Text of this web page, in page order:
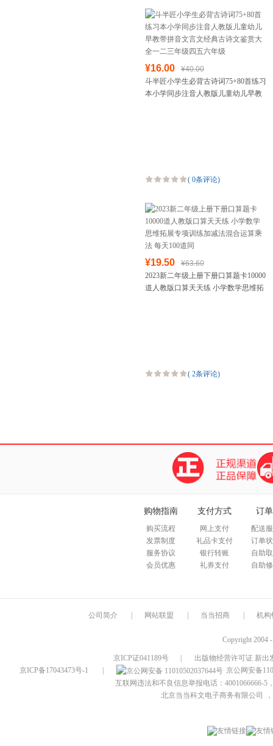
¥16.00
¥40.00
斗半匠小学生必背古诗词75+80首练习
本小学同步注音人教版儿童幼儿早教
( 0条评论)
¥19.50
¥63.60
2023新二年级上册下册口算题卡10000
道人教版口算天天练 小学数学思维拓
( 2条评论)
购物指南
购买流程
发票制度
服务协议
会员优惠
支付方式
网上支付
礼品卡支付
银行转账
礼券支付
订
配送
订单
自助
自助
公司简介 网站联盟 当当招商 机构
Copyright 2004
京ICP证041189号
出版物经营许可证 新出
京ICP备17043473号-1
京公网安备
互联网违法和不良信息举报电话：4001066666-5
北京当当科文电子商务有限公司